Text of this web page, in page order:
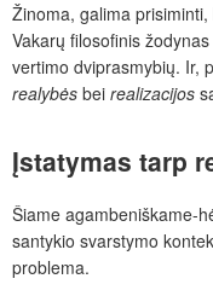
Žinoma, galima
Vakarų filosofinis
vertimo dviprasmybių. Ir,
realybės bei realizacijos
Įstatymas tarp
Šiame agambeniškame-
santykio svarstymo
problema.